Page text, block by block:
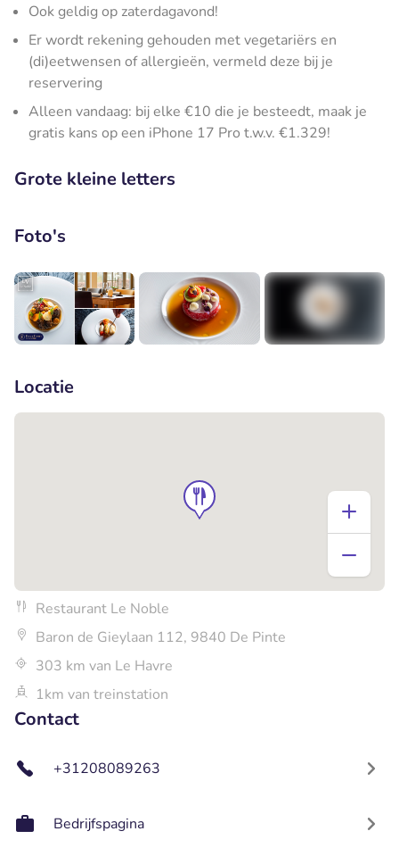
Ook geldig op zaterdagavond!
Er wordt rekening gehouden met vegetariërs en
(di)eetwensen of allergieën, vermeld deze bij je
reservering
Alleen vandaag: bij elke €10 die je besteedt, maak je
gratis kans op een iPhone 17 Pro t.w.v. €1.329!
Grote kleine letters
Foto's
Locatie
Restaurant Le Noble
Baron de Gieylaan 112, 9840 De Pinte
303 km van Le Havre
1km van treinstation
Contact
+31208089263
Bedrijfspagina